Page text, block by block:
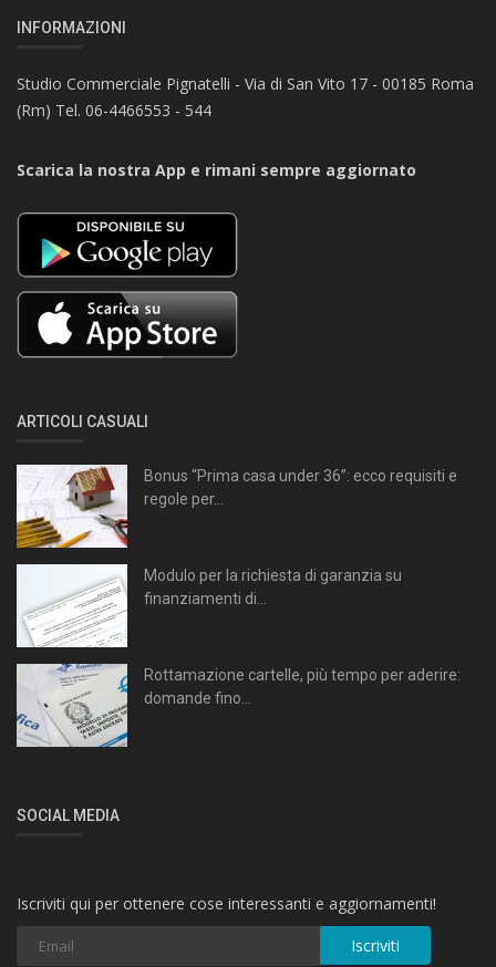
INFORMAZIONI
Studio Commerciale Pignatelli - Via di San Vito 17 - 00185 Roma
(Rm) Tel. 06-4466553 - 544
Scarica la nostra App e rimani sempre aggiornato
ARTICOLI CASUALI
Bonus “Prima casa under 36”: ecco requisiti e
regole per...
Modulo per la richiesta di garanzia su
finanziamenti di...
Rottamazione cartelle, più tempo per aderire:
domande fino...
SOCIAL MEDIA
Iscriviti qui per ottenere cose interessanti e aggiornamenti!
Iscriviti